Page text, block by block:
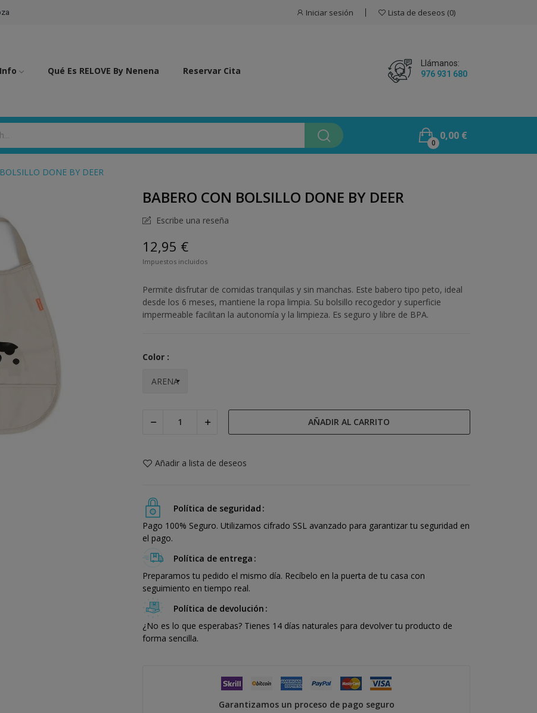
Iniciar sesión Lista de deseos 0
Info Qué Es RELOVE By Nenena Reservar Cita
Llámanos:
976 931 680
0,00 €
0
DONE BY DEER
BABERO CON BOLSILLO DONE BY DEER
Escribe una reseña
12,95 €
Impuestos incluidos
Permite disfrutar de comidas tranquilas y sin manchas. Este babero tipo peto, ideal
desde los 6 meses, mantiene la ropa limpia. Su bolsillo recogedor y superficie
impermeable facilitan la autonomía y la limpieza. Es seguro y libre de BPA.
Color :
AÑADIR AL CARRITO
Añadir a lista de deseos
Política de seguridad
Pago 100% Seguro. Utilizamos cifrado SSL avanzado para garantizar tu seguridad en
el pago.
Política de entrega
Preparamos tu pedido el mismo día. Recíbelo en la puerta de tu casa con
seguimiento en tiempo real.
Política de devolución
¿No es lo que esperabas? Tienes 14 días naturales para devolver tu producto de
forma sencilla.
Garantizamos un proceso de pago seguro